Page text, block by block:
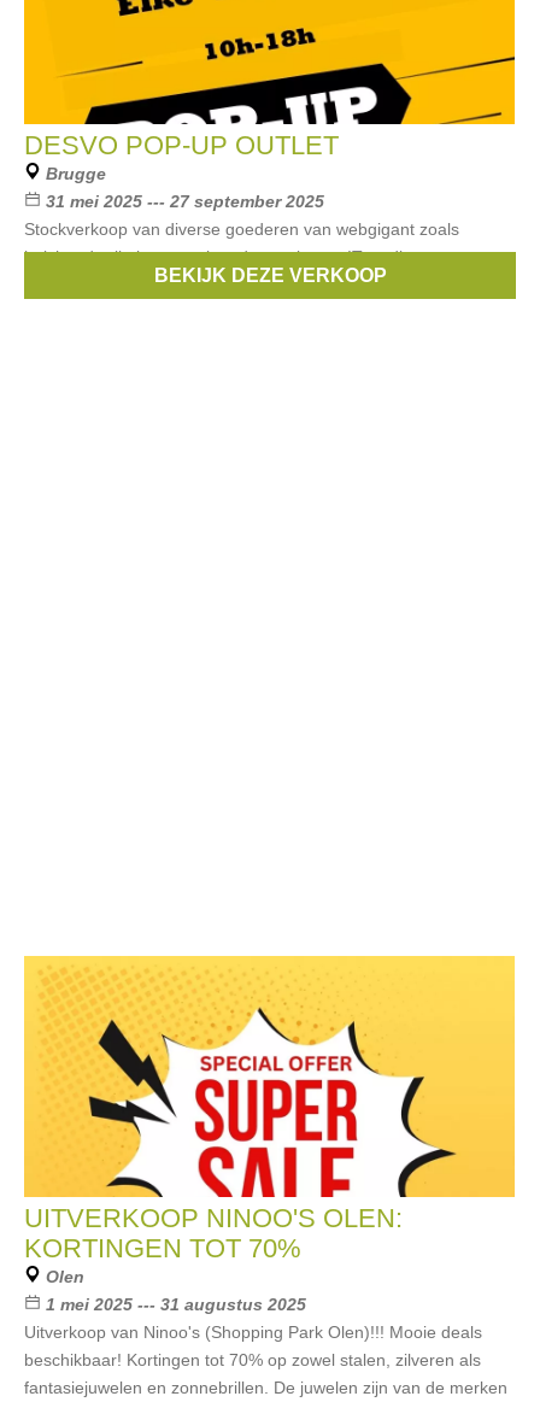
DESVO POP-UP OUTLET
Brugge
31 mei 2025 --- 27 september 2025
Stockverkoop van diverse goederen van webgigant zoals
huishoudartikelen, speelgoed, sportitems, IT, audio,
verzorgingsitems, .... aan ultra lage prijzen.
BEKIJK DEZE VERKOOP
UITVERKOOP NINOO'S OLEN:
KORTINGEN TOT 70%
Olen
1 mei 2025 --- 31 augustus 2025
Uitverkoop van Ninoo's (Shopping Park Olen)!!! Mooie deals
beschikbaar! Kortingen tot 70% op zowel stalen, zilveren als
fantasiejuwelen en zonnebrillen. De juwelen zijn van de merken